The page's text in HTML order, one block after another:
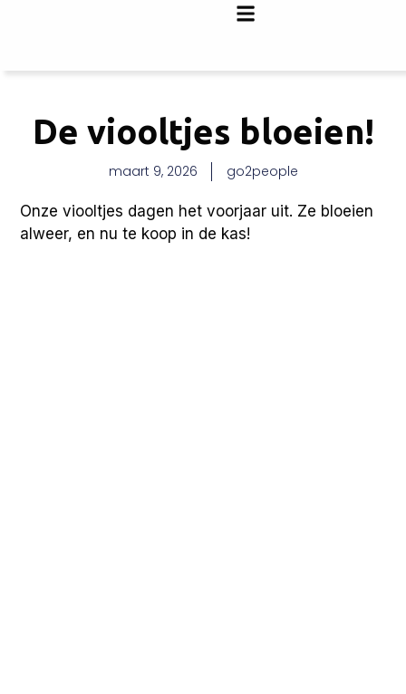
De viooltjes bloeien!
maart 9, 2026 go2people
Onze viooltjes dagen het voorjaar uit. Ze bloeien
alweer, en nu te koop in de kas!